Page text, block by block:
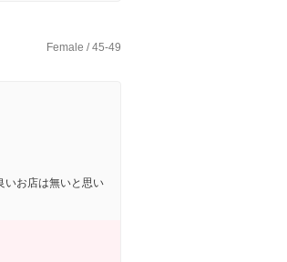
Female / 45-49
いお店は無いと思い